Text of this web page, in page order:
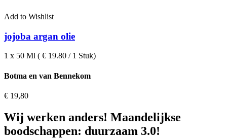
Add to Wishlist
jojoba argan olie
1 x 50 Ml ( € 19.80 / 1 Stuk)
Botma en van Bennekom
€ 19,80
Wij werken anders! Maandelijkse
boodschappen: duurzaam 3.0!